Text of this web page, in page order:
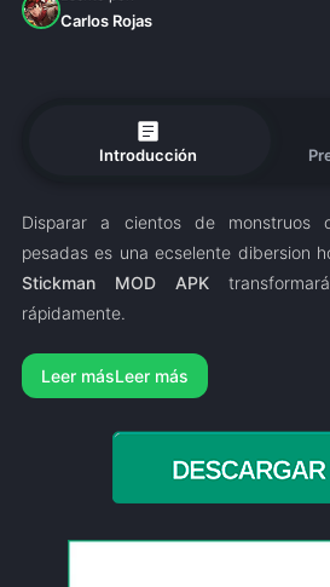
Carlos Rojas
article
Introducción
Disparar a cientos de monstruos
pesadas es una ecselente dibersion
Stickman MOD APK
rápidamente.
Leer más